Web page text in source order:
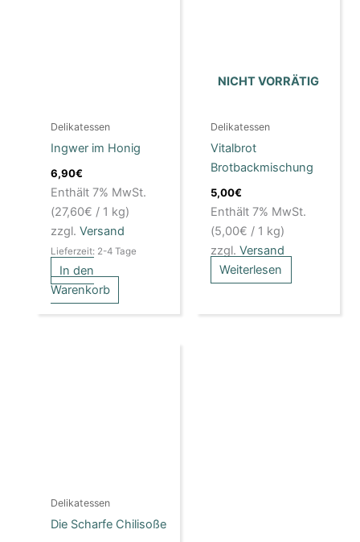
Delikatessen
Ingwer im Honig
6,90€
Enthält 7% MwSt.
(27,60€ / 1 kg)
zzgl. Versand
Lieferzeit: 2-4 Tage
In den
Warenkorb
NICHT VORRÄTIG
Delikatessen
Vitalbrot
Brotbackmischung
5,00€
Enthält 7% MwSt.
(5,00€ / 1 kg)
zzgl. Versand
Weiterlesen
Delikatessen
Die Scharfe Chilisoße